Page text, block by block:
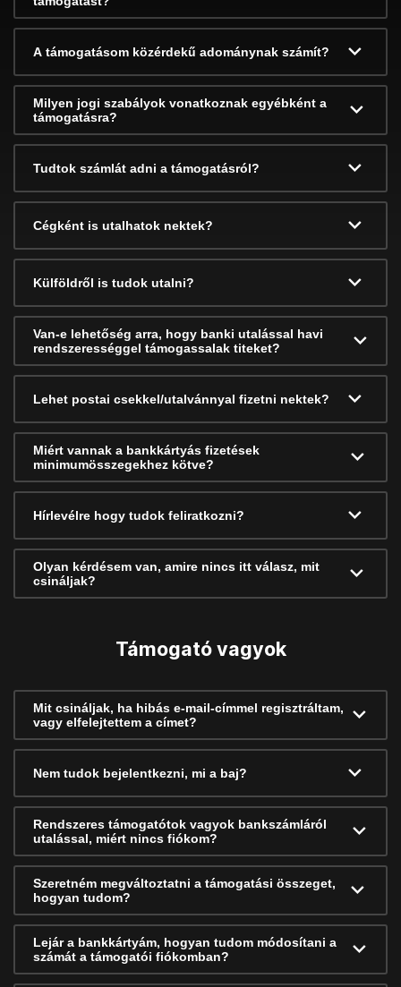
A támogatásom közérdekű adománynak számít?
Milyen jogi szabályok vonatkoznak egyébként a
támogatásra?
Tudtok számlát adni a támogatásról?
Cégként is utalhatok nektek?
Külföldről is tudok utalni?
Van-e lehetőség arra, hogy banki utalással havi
rendszerességgel támogassalak titeket?
Lehet postai csekkel/utalvánnyal fizetni nektek?
Miért vannak a bankkártyás fizetések
minimumösszegekhez kötve?
Hírlevélre hogy tudok feliratkozni?
Olyan kérdésem van, amire nincs itt válasz, mit
csináljak?
Támogató vagyok
Mit csináljak, ha hibás e-mail-címmel regisztráltam,
vagy elfelejtettem a címet?
Nem tudok bejelentkezni, mi a baj?
Rendszeres támogatótok vagyok bankszámláról
utalással, miért nincs fiókom?
Szeretném megváltoztatni a támogatási összeget,
hogyan tudom?
Lejár a bankkártyám, hogyan tudom módosítani a
számát a támogatói fiókomban?